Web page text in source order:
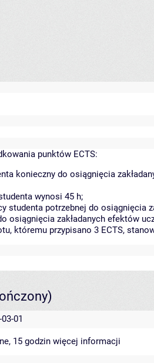
punktów ECTS:
konieczny do osiągnięcia
wynosi 45 h;
studenta potrzebnej do osiągnięcia
osiągnięcia zakładanych efektów
któremu przypisano 3 ECTS,
01
15 godzin więcej informacji